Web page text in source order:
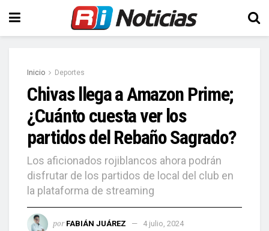
Inicio Deportes
Chivas llega a Amazon Prime;
¿Cuánto cuesta ver los
partidos del Rebaño Sagrado?
Los aficionados rojiblancos ahora podrán
disfrutar de los partidos de local del club en
la plataforma de streaming
por FABIÁN JUÁREZ 4 julio, 2024